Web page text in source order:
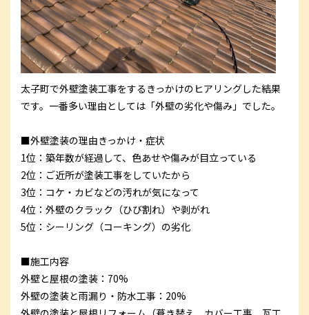
太子町で外壁塗装工事をするきっかけのヒアリングした結果
です。一番多い理由としては「外壁の劣化や傷み」でした。
■外壁塗装の理由きっかけ・症状
1位：築年数が経過して、色あせや傷みが目立っている
2位：ご近所が塗装工事をしていたから
3位：コケ・カビなどの汚れが気になって
4位：外壁のクラック（ひび割れ）や剥がれ
5位：シーリング（コーキング）の劣化
■施工内容
外壁と屋根の塗装：70%
外壁の塗装と雨漏り・防水工事：20%